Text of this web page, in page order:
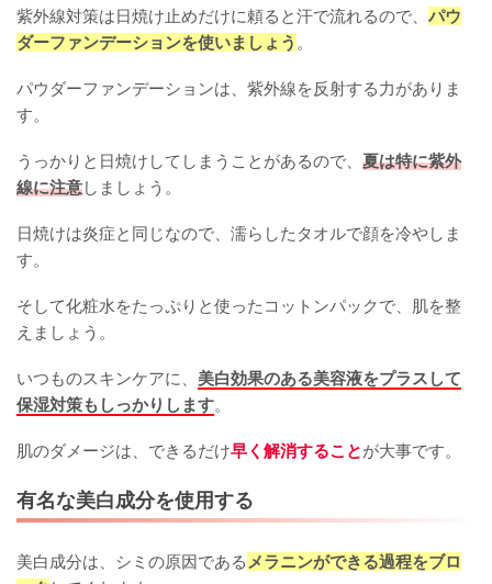
紫外線対策は日焼け止めだけに頼ると汗で流れるので、 パウ
ダーファンデーションを使いましょう 。
パウダーファンデーションは、紫外線を反射する力がありま
す。
うっかりと日焼けしてしまうことがあるので、 夏は特に紫外
線に注意しましょう。
日焼けは炎症と同じなので、濡らしたタオルで顔を冷やしま
す。
そして化粧水をたっぷりと使ったコットンパックで、肌を整
えましょう。
いつものスキンケアに、 美白効果のある美容液をプラスして
保湿対策もしっかりします。
肌のダメージは、できるだけ早く解消することが大事です。
有名な美白成分を使用する
美白成分は、シミの原因である メラニンができる過程をブロ